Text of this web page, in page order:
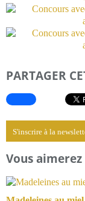
PARTAGER
S'inscrire à la
Vous aimerez